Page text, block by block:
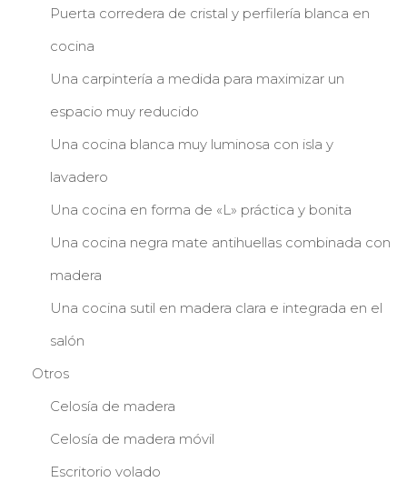
Puerta corredera de cristal y perfilería blanca en
cocina
Una carpintería a medida para maximizar un
espacio muy reducido
Una cocina blanca muy luminosa con isla y
lavadero
Una cocina en forma de «L» práctica y bonita
Una cocina negra mate antihuellas combinada con
madera
Una cocina sutil en madera clara e integrada en el
salón
Otros
Celosía de madera
Celosía de madera móvil
Escritorio volado